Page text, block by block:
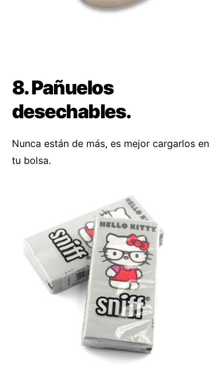
8. Pañuelos
desechables.
Nunca están de más, es mejor cargarlos en
tu bolsa.